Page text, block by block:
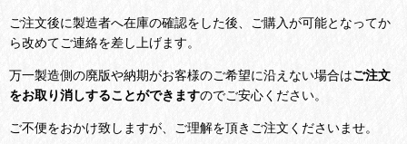
ご注文後に製造者へ在庫の確認をした後、ご購入が可能となってか
ら改めてご連絡を差し上げます。
万一製造側の廃版や納期がお客様のご希望に沿えない場合はご注文
をお取り消しすることができますのでご安心ください。
ご不便をおかけ致しますが、ご理解を頂きご注文くださいませ。